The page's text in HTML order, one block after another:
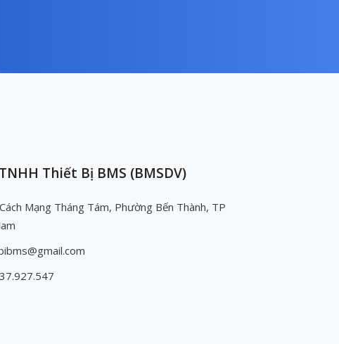
Thiết Bị BMS (BMSDV)
Mạng Tháng Tám, Phường Bến Thành, TP